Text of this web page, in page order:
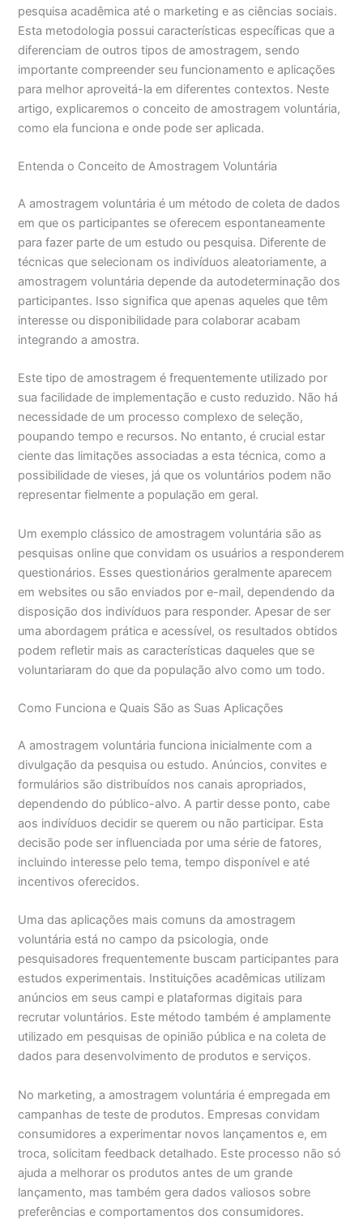
pesquisa acadêmica até o marketing e as ciências sociais.
Esta metodologia possui características específicas que a
diferenciam de outros tipos de amostragem, sendo
importante compreender seu funcionamento e aplicações
para melhor aproveitá-la em diferentes contextos. Neste
artigo, explicaremos o conceito de amostragem voluntária,
como ela funciona e onde pode ser aplicada.
Entenda o Conceito de Amostragem Voluntária
A amostragem voluntária é um método de coleta de dados
em que os participantes se oferecem espontaneamente
para fazer parte de um estudo ou pesquisa. Diferente de
técnicas que selecionam os indivíduos aleatoriamente, a
amostragem voluntária depende da autodeterminação dos
participantes. Isso significa que apenas aqueles que têm
interesse ou disponibilidade para colaborar acabam
integrando a amostra.
Este tipo de amostragem é frequentemente utilizado por
sua facilidade de implementação e custo reduzido. Não há
necessidade de um processo complexo de seleção,
poupando tempo e recursos. No entanto, é crucial estar
ciente das limitações associadas a esta técnica, como a
possibilidade de vieses, já que os voluntários podem não
representar fielmente a população em geral.
Um exemplo clássico de amostragem voluntária são as
pesquisas online que convidam os usuários a responderem
questionários. Esses questionários geralmente aparecem
em websites ou são enviados por e-mail, dependendo da
disposição dos indivíduos para responder. Apesar de ser
uma abordagem prática e acessível, os resultados obtidos
podem refletir mais as características daqueles que se
voluntariaram do que da população alvo como um todo.
Como Funciona e Quais São as Suas Aplicações
A amostragem voluntária funciona inicialmente com a
divulgação da pesquisa ou estudo. Anúncios, convites e
formulários são distribuídos nos canais apropriados,
dependendo do público-alvo. A partir desse ponto, cabe
aos indivíduos decidir se querem ou não participar. Esta
decisão pode ser influenciada por uma série de fatores,
incluindo interesse pelo tema, tempo disponível e até
incentivos oferecidos.
Uma das aplicações mais comuns da amostragem
voluntária está no campo da psicologia, onde
pesquisadores frequentemente buscam participantes para
estudos experimentais. Instituições acadêmicas utilizam
anúncios em seus campi e plataformas digitais para
recrutar voluntários. Este método também é amplamente
utilizado em pesquisas de opinião pública e na coleta de
dados para desenvolvimento de produtos e serviços.
No marketing, a amostragem voluntária é empregada em
campanhas de teste de produtos. Empresas convidam
consumidores a experimentar novos lançamentos e, em
troca, solicitam feedback detalhado. Este processo não só
ajuda a melhorar os produtos antes de um grande
lançamento, mas também gera dados valiosos sobre
preferências e comportamentos dos consumidores.